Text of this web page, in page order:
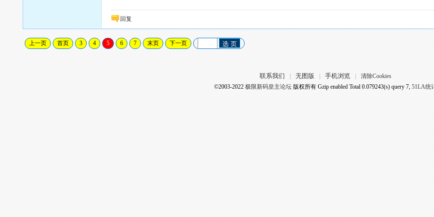
回复
上一页 首页 3 4 5 6 7 末页 下一页 选 页
联系我们 无图版 手机浏览
清除Cookies
©2003-2022 极限新码皇主论坛版权所有 Gzip enabled Total 0.079243(s) query 7, 51LA统